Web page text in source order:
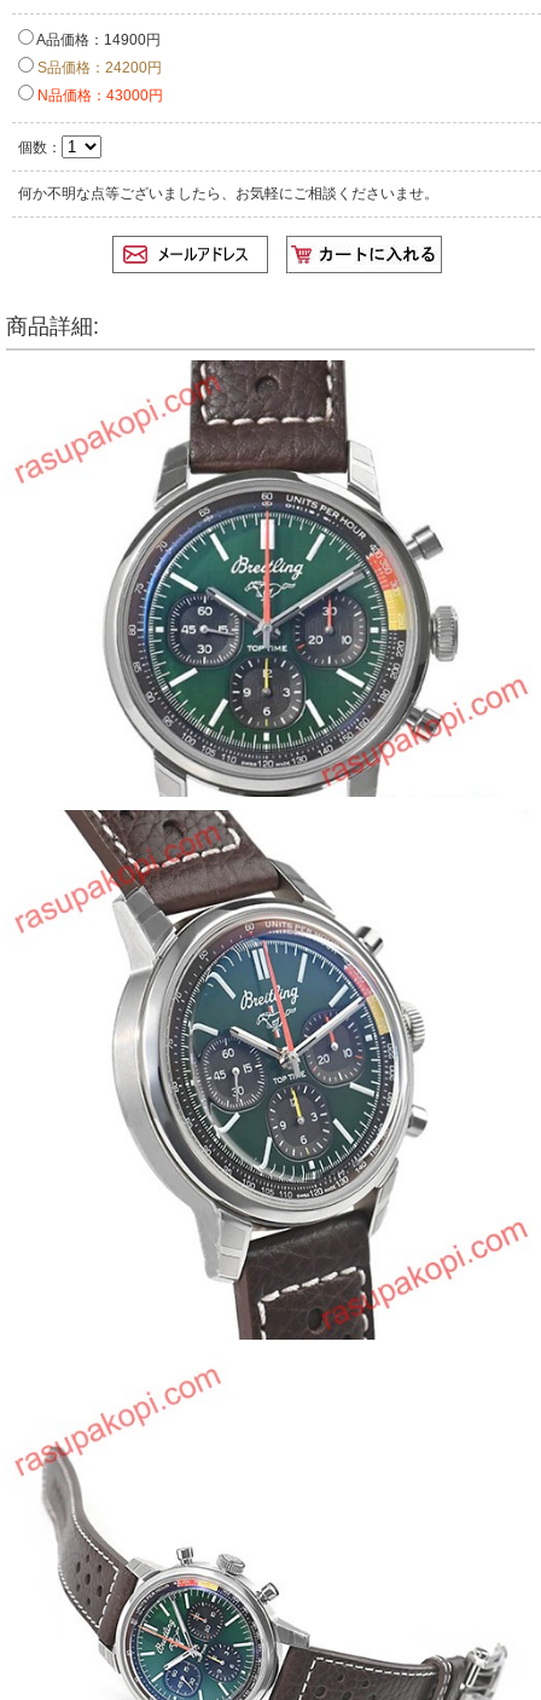
A品価格：14900円
S品価格：24200円
N品価格：43000円
個数：
何か不明な点等ございましたら、お気軽にご相談くださいませ。
商品詳細: